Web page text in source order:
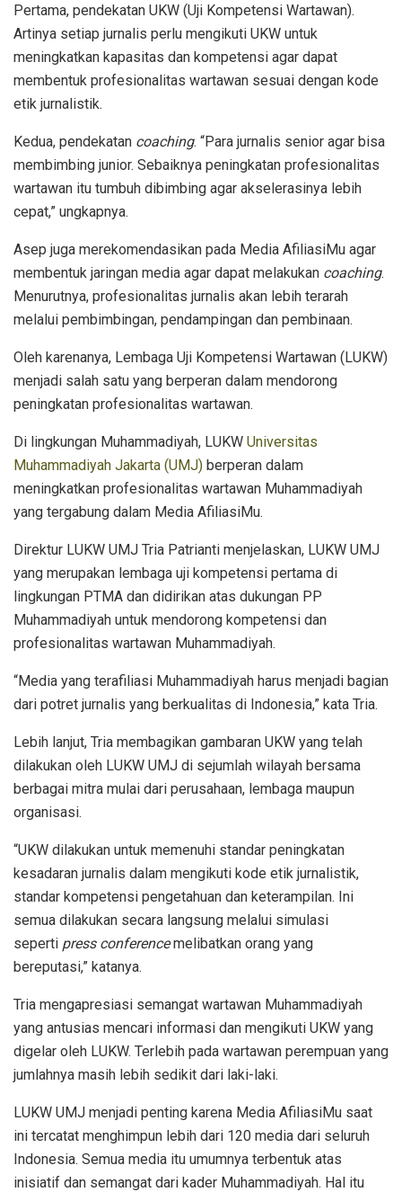
Pertama, pendekatan UKW (Uji Kompetensi Wartawan).
Artinya setiap jurnalis perlu mengikuti UKW untuk
meningkatkan kapasitas dan kompetensi agar dapat
membentuk profesionalitas wartawan sesuai dengan kode
etik jurnalistik.
Kedua, pendekatan coaching. “Para jurnalis senior agar bisa
membimbing junior. Sebaiknya peningkatan profesionalitas
wartawan itu tumbuh dibimbing agar akselerasinya lebih
cepat,” ungkapnya.
Asep juga merekomendasikan pada Media AfiliasiMu agar
membentuk jaringan media agar dapat melakukan coaching.
Menurutnya, profesionalitas jurnalis akan lebih terarah
melalui pembimbingan, pendampingan dan pembinaan.
Oleh karenanya, Lembaga Uji Kompetensi Wartawan (LUKW)
menjadi salah satu yang berperan dalam mendorong
peningkatan profesionalitas wartawan.
Di lingkungan Muhammadiyah, LUKW Universitas
Muhammadiyah Jakarta (UMJ) berperan dalam
meningkatkan profesionalitas wartawan Muhammadiyah
yang tergabung dalam Media AfiliasiMu.
Direktur LUKW UMJ Tria Patrianti menjelaskan, LUKW UMJ
yang merupakan lembaga uji kompetensi pertama di
lingkungan PTMA dan didirikan atas dukungan PP
Muhammadiyah untuk mendorong kompetensi dan
profesionalitas wartawan Muhammadiyah.
“Media yang terafiliasi Muhammadiyah harus menjadi bagian
dari potret jurnalis yang berkualitas di Indonesia,” kata Tria.
Lebih lanjut, Tria membagikan gambaran UKW yang telah
dilakukan oleh LUKW UMJ di sejumlah wilayah bersama
berbagai mitra mulai dari perusahaan, lembaga maupun
organisasi.
“UKW dilakukan untuk memenuhi standar peningkatan
kesadaran jurnalis dalam mengikuti kode etik jurnalistik,
standar kompetensi pengetahuan dan keterampilan. Ini
semua dilakukan secara langsung melalui simulasi
seperti press conferencemelibatkan orang yang
bereputasi,” katanya.
Tria mengapresiasi semangat wartawan Muhammadiyah
yang antusias mencari informasi dan mengikuti UKW yang
digelar oleh LUKW. Terlebih pada wartawan perempuan yang
jumlahnya masih lebih sedikit dari laki-laki.
LUKW UMJ menjadi penting karena Media AfiliasiMu saat
ini tercatat menghimpun lebih dari 120 media dari seluruh
Indonesia. Semua media itu umumnya terbentuk atas
inisiatif dan semangat dari kader Muhammadiyah. Hal itu